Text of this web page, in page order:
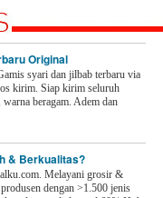
Original
syari dan jilbab terbaru via
kirim. Siap kirim seluruh
beragam. Adem dan
& Berkualitas?
Melayani grosir &
dengan >1.500 jenis